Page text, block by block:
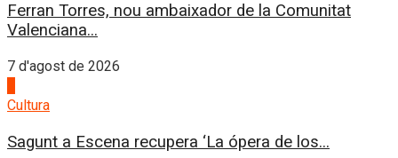
Ferran Torres, nou ambaixador de la Comunitat
Valenciana...
7 d'agost de 2026
Cultura
Sagunt a Escena recupera ‘La ópera de los...